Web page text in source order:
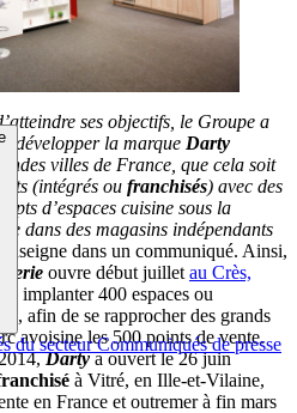
du secteur Communiqués de presse
ses objectifs, le Groupe a
développer la marque Darty
villes de France, que cela soit
(intégrés ou franchisés) avec des
d’espaces cuisine sous la
dans des magasins indépendants
dans un communiqué. Ainsi,
ouvre début juillet au Crès,
implanter 400 espaces ou
afin de se rapprocher des grands
avoisine les 500 points de vente.
Dartya ouvert le 26 juin
à Vitré, en Ille-et-Vilaine,
en France et outremer à fin mars